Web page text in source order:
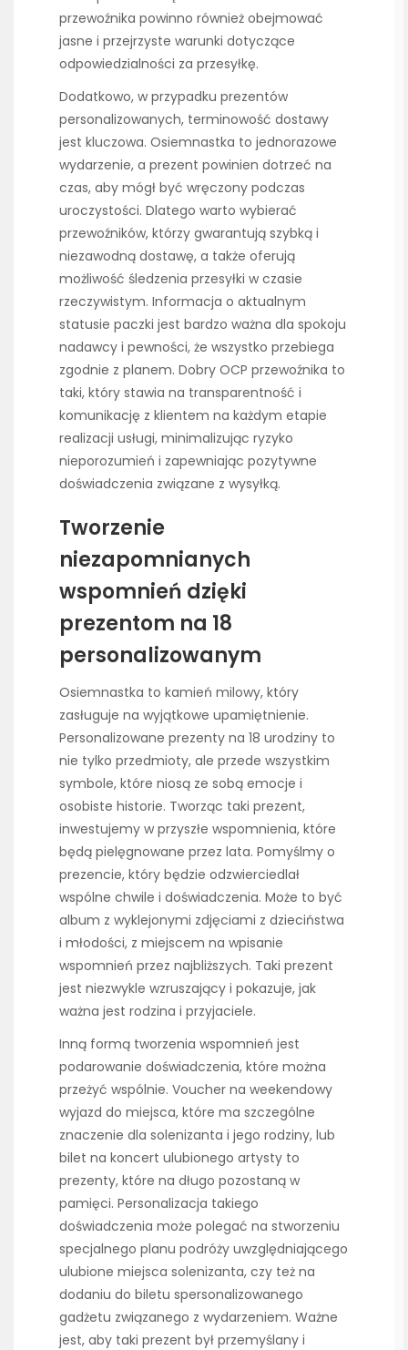
przewoźnika powinno również obejmować
jasne i przejrzyste warunki dotyczące
odpowiedzialności za przesyłkę.
Dodatkowo, w przypadku prezentów
personalizowanych, terminowość dostawy
jest kluczowa. Osiemnastka to jednorazowe
wydarzenie, a prezent powinien dotrzeć na
czas, aby mógł być wręczony podczas
uroczystości. Dlatego warto wybierać
przewoźników, którzy gwarantują szybką i
niezawodną dostawę, a także oferują
możliwość śledzenia przesyłki w czasie
rzeczywistym. Informacja o aktualnym
statusie paczki jest bardzo ważna dla spokoju
nadawcy i pewności, że wszystko przebiega
zgodnie z planem. Dobry OCP przewoźnika to
taki, który stawia na transparentność i
komunikację z klientem na każdym etapie
realizacji usługi, minimalizując ryzyko
nieporozumień i zapewniając pozytywne
doświadczenia związane z wysyłką.
Tworzenie
niezapomnianych
wspomnień dzięki
prezentom na 18
personalizowanym
Osiemnastka to kamień milowy, który
zasługuje na wyjątkowe upamiętnienie.
Personalizowane prezenty na 18 urodziny to
nie tylko przedmioty, ale przede wszystkim
symbole, które niosą ze sobą emocje i
osobiste historie. Tworząc taki prezent,
inwestujemy w przyszłe wspomnienia, które
będą pielęgnowane przez lata. Pomyślmy o
prezencie, który będzie odzwierciedlał
wspólne chwile i doświadczenia. Może to być
album z wyklejonymi zdjęciami z dzieciństwa
i młodości, z miejscem na wpisanie
wspomnień przez najbliższych. Taki prezent
jest niezwykle wzruszający i pokazuje, jak
ważna jest rodzina i przyjaciele.
Inną formą tworzenia wspomnień jest
podarowanie doświadczenia, które można
przeżyć wspólnie. Voucher na weekendowy
wyjazd do miejsca, które ma szczególne
znaczenie dla solenizanta i jego rodziny, lub
bilet na koncert ulubionego artysty to
prezenty, które na długo pozostaną w
pamięci. Personalizacja takiego
doświadczenia może polegać na stworzeniu
specjalnego planu podróży uwzględniającego
ulubione miejsca solenizanta, czy też na
dodaniu do biletu spersonalizowanego
gadżetu związanego z wydarzeniem. Ważne
jest, aby taki prezent był przemyślany i